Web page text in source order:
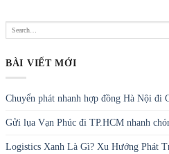
BÀI VIẾT MỚI
Chuyển phát nhanh hợp đồng Hà Nội đi
Gửi lụa Vạn Phúc đi TP.HCM nhanh
Logistics Xanh Là Gì? Xu Hướng Phát